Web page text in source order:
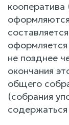
оформляется
не позднее
окончания
общего
(собрания